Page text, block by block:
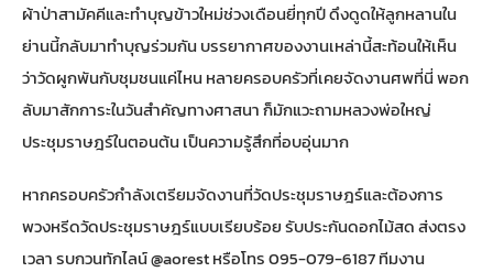
ผ้าป่าสามัคคีและทำบุญข้าวใหม่ช่วงเดือนยี่ทุกปี ดึงดูดให้ลูกหลานใน
ย่านนี้กลับมาทำบุญร่วมกัน บรรยากาศของงานเหล่านี้สะท้อนให้เห็น
ว่าวัดผูกพันกับชุมชนแค่ไหน หลายครอบครัวที่เคยจัดงานศพที่นี่ พอก
ลับมาสักการะในวันสำคัญทางศาสนา ก็มักแวะถามหลวงพ่อใหญ่
ประชุมราษฎร์ในตอนต้น เป็นความรู้สึกที่อบอุ่นมาก
หากครอบครัวกำลังเตรียมจัดงานที่วัดประชุมราษฎร์และต้องการ
พวงหรีดวัดประชุมราษฎร์แบบเรียบร้อย รับประกันดอกไม้สด ส่งตรง
เวลา รบกวนทักไลน์ @aorest หรือโทร 095-079-6187 ทีมงาน